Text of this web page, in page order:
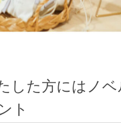
した方にはノベ
ト